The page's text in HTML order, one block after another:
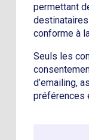
permettant
conforme à
Seuls les
d’emailing,
préférences